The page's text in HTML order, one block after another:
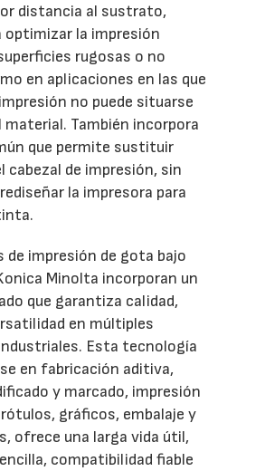
distancia al sustrato,
optimizar la impresión
rugosas o no
en aplicaciones en las que
no puede situarse
material. También incorpora
que permite sustituir
cabezal de impresión, sin
la impresora para
de impresión de gota bajo
Minolta incorporan un
que garantiza calidad,
en múltiples
Esta tecnología
en fabricación aditiva,
y marcado, impresión
gráficos, embalaje y
ofrece una larga vida útil,
compatibilidad fiable